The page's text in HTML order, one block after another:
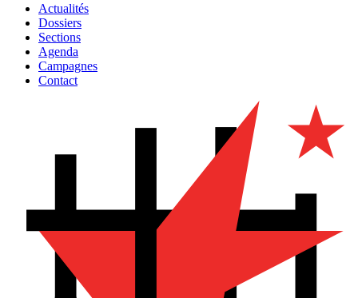
Actualités
Dossiers
Sections
Agenda
Campagnes
Contact